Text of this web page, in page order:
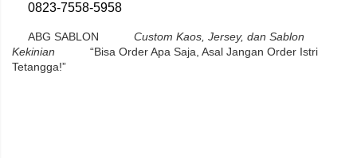
0823-7558-5958
ABG SABLON
Custom Kaos, Jersey, dan Sablon
Kekinian
“Bisa Order Apa Saja, Asal Jangan Order Istri
Tetangga!”